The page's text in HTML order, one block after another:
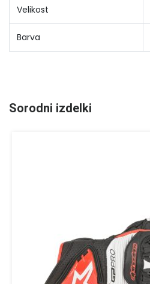
Velikost
Barva
Sorodni izdelki